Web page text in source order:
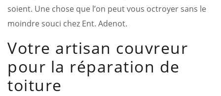
soient. Une chose que l’on peut vous octroyer sans le
moindre souci chez Ent. Adenot.
Votre artisan couvreur
pour la réparation de
toiture